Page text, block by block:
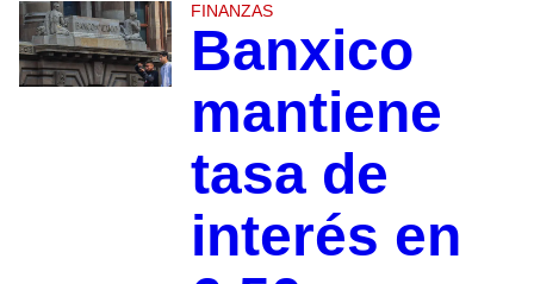
FINANZAS
Banxico
mantiene
tasa de
interés en